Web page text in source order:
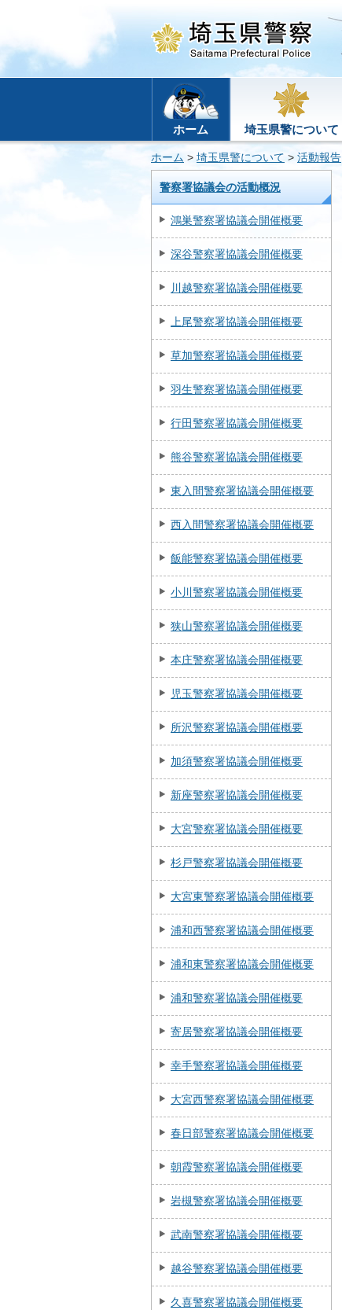
ホーム 埼玉県警について
ホーム > 埼玉県警について > 活動報告
警察署協議会の活動概況
鴻巣警察署協議会開催概要
深谷警察署協議会開催概要
川越警察署協議会開催概要
上尾警察署協議会開催概要
草加警察署協議会開催概要
羽生警察署協議会開催概要
行田警察署協議会開催概要
熊谷警察署協議会開催概要
東入間警察署協議会開催概要
西入間警察署協議会開催概要
飯能警察署協議会開催概要
小川警察署協議会開催概要
狭山警察署協議会開催概要
本庄警察署協議会開催概要
児玉警察署協議会開催概要
所沢警察署協議会開催概要
加須警察署協議会開催概要
新座警察署協議会開催概要
大宮警察署協議会開催概要
杉戸警察署協議会開催概要
大宮東警察署協議会開催概要
浦和西警察署協議会開催概要
浦和東警察署協議会開催概要
浦和警察署協議会開催概要
寄居警察署協議会開催概要
幸手警察署協議会開催概要
大宮西警察署協議会開催概要
春日部警察署協議会開催概要
朝霞警察署協議会開催概要
岩槻警察署協議会開催概要
武南警察署協議会開催概要
越谷警察署協議会開催概要
久喜警察署協議会開催概要